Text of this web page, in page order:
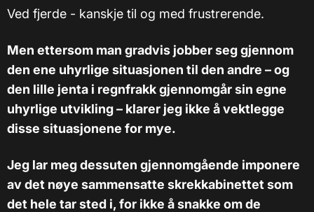
Ved fjerde - kanskje til og med frustrerende.
Men ettersom man gradvis jobber seg gjennom
den ene uhyrlige situasjonen til den andre – og
den lille jenta i regnfrakk gjennomgår sin egne
uhyrlige utvikling – klarer jeg ikke å vektlegge
disse situasjonene for mye.
Jeg lar meg dessuten gjennomgående imponere
av det nøye sammensatte skrekkabinettet som
det hele tar sted i, for ikke å snakke om de